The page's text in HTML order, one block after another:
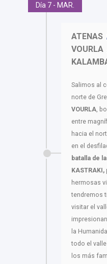
Día 7 - MAR.
ATENAS
VOURLA
Salimos al
norte de
VOURLA,
entre
hacia el
en el
batalla de
KASTRAKI,
hermosas
tendremos
visitar el
la
todo el
los más